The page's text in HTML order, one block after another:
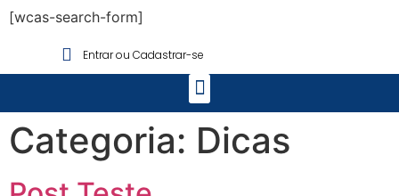
[wcas-search-form]
Entrar ou Cadastrar-se
Categoria: Dicas